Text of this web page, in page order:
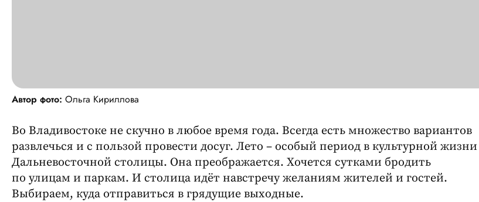
Автор фото: Ольга Кириллова
Во Владивостоке не скучно в любое время года. Всегда есть множество вариантов
развлечься и с пользой провести досуг. Лето – особый период в культурной жизни
Дальневосточной столицы. Она преображается. Хочется сутками бродить
по улицам и паркам. И столица идёт навстречу желаниям жителей и гостей.
Выбираем, куда отправиться в грядущие выходные.